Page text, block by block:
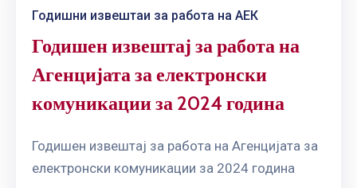
Годишни извештаи за работа на АЕК
Годишен извештај за работа на
Агенцијата за електронски
комуникации за 2024 година
Годишен извештај за работа на Агенцијата за
електронски комуникации за 2024 година